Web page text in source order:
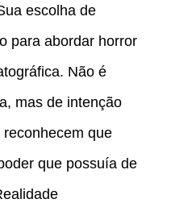
escolha de
para abordar horror
Não é
mas de intenção
que
que possuía de